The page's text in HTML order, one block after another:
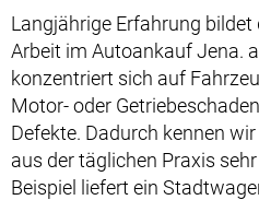
Langjährige Erfahrung
Arbeit im Autoankauf Jena.
konzentriert sich auf
Motor- oder
Defekte. Dadurch kennen
aus der täglichen Praxis
Beispiel liefert ein